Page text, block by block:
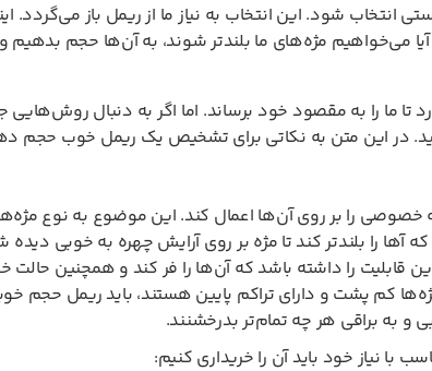
شود. این انتخاب به نیاز ما از ریمل باز می‌گردد.
می‌خواهیم مژه‌های ما بلندتر شوند، به آن‌ها حجم بدهیم
تا ما را به مقصود خود برساند. اما اگر به دنبال
در این متن به نکاتی برای تشخیص یک ریمل خوب حجم
خصوصی را بر روی آن‌ها اعمال کند. این موضوع به نوع
آ‌ها را بلندتر کند تا مژه بر روی آرایش چهره به خوبی دیده
قابلیت را داشته باشد که آن‌ها را فر کند و همچنین حالت
کم پشت و دارای تراکم پایین هستند، باید ریمل حجم
به براقی هر چه تمام‌تر بدرخشنند.
با نیاز خود باید آن را خریداری کنیم: